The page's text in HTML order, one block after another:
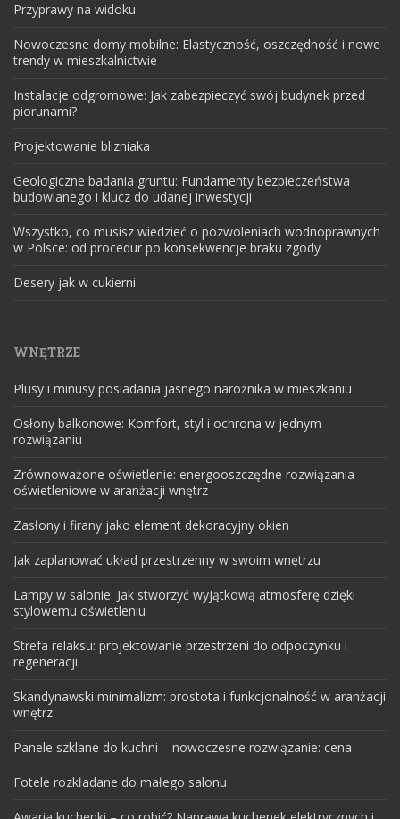
Przyprawy na widoku
Nowoczesne domy mobilne: Elastyczność, oszczędność i nowe
trendy w mieszkalnictwie
Instalacje odgromowe: Jak zabezpieczyć swój budynek przed
piorunami?
Projektowanie blizniaka
Geologiczne badania gruntu: Fundamenty bezpieczeństwa
budowlanego i klucz do udanej inwestycji
Wszystko, co musisz wiedzieć o pozwoleniach wodnoprawnych
w Polsce: od procedur po konsekwencje braku zgody
Desery jak w cukierni
WNĘTRZE
Plusy i minusy posiadania jasnego narożnika w mieszkaniu
Osłony balkonowe: Komfort, styl i ochrona w jednym
rozwiązaniu
Zrównoważone oświetlenie: energooszczędne rozwiązania
oświetleniowe w aranżacji wnętrz
Zasłony i firany jako element dekoracyjny okien
Jak zaplanować układ przestrzenny w swoim wnętrzu
Lampy w salonie: Jak stworzyć wyjątkową atmosferę dzięki
stylowemu oświetleniu
Strefa relaksu: projektowanie przestrzeni do odpoczynku i
regeneracji
Skandynawski minimalizm: prostota i funkcjonalność w aranżacji
wnętrz
Panele szklane do kuchni – nowoczesne rozwiązanie: cena
Fotele rozkładane do małego salonu